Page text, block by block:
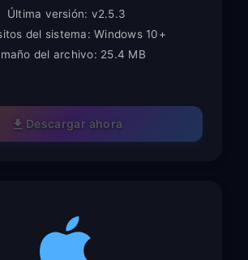
Última versión: v2.5.3
del sistema: Windows 10+
del archivo: 25.4 MB
Descargar ahora